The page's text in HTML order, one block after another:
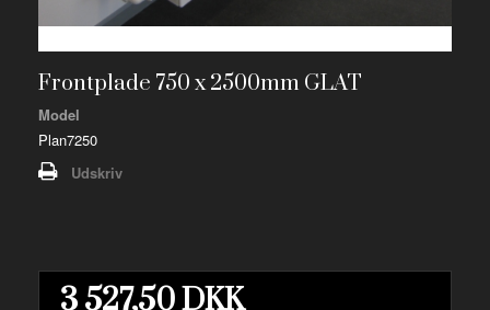
Frontplade 750 x 2500mm GLAT
Model
Plan7250
Udskriv
3 527,50 DKK